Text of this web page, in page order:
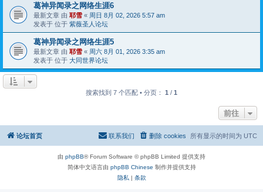
葛神异闻录之网络生涯6
最新文章 由 耶雪 « 周日 8月 02, 2026 5:57 am
发表于 位于 紫薇圣人论坛
葛神异闻录之网络生涯5
最新文章 由 耶雪 « 周六 8月 01, 2026 3:35 am
发表于 位于 大同世界论坛
搜索找到 7 个匹配 • 分页： 1 / 1
前往
论坛首页 所有显示的时间为 UTC
删除 cookies
联系我们
由 phpBB® Forum Software © phpBB Limited 提供支持
简体中文语言由 phpBB Chinese 制作并提供支持
隐私 | 条款